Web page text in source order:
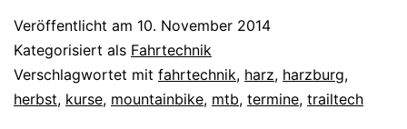
Veröffentlicht am 10. November 2014
Kategorisiert als Fahrtechnik
Verschlagwortet mit fahrtechnik, harz, harzburg,
herbst, kurse, mountainbike, mtb, termine, trailtech